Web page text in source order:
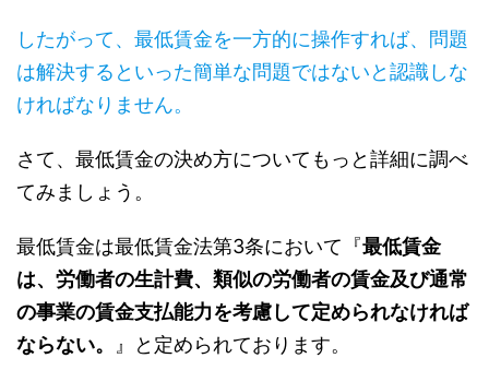
したがって、最低賃金を一方的に操作すれば、問題
は解決するといった簡単な問題ではないと認識しな
ければなりません。
さて、最低賃金の決め方についてもっと詳細に調べ
てみましょう。
最低賃金は最低賃金法第3条において『最低賃金
は、労働者の生計費、類似の労働者の賃金及び通常
の事業の賃金支払能力を考慮して定められなければ
ならない。
』と定められております。